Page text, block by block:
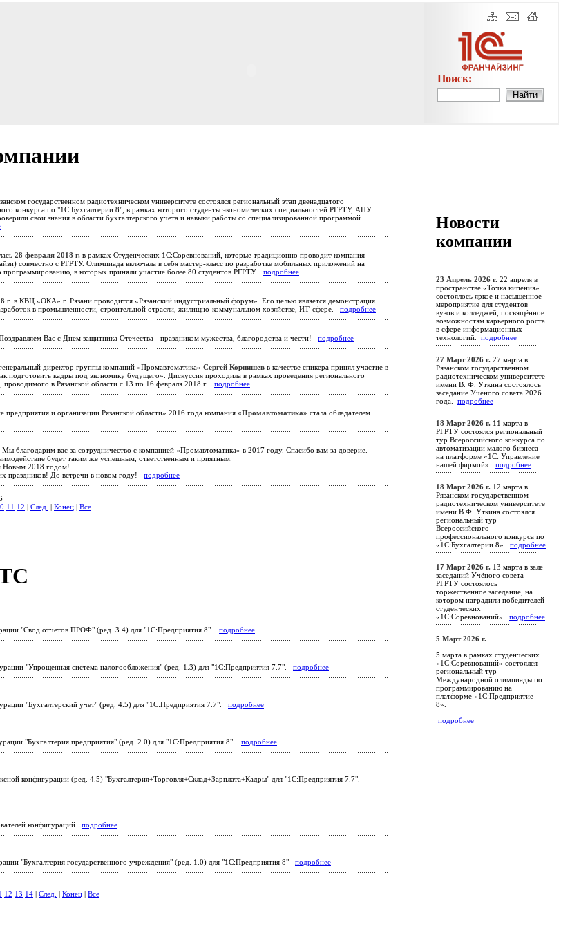
Поиск:
государственном радиотехническом университете состоялся региональный этап двенадцатого
конкурса по "1С:Бухгалтерии 8", в рамках которого студенты экономических специальностей РГРТУ, АПУ
свои знания в области бухгалтерского учета и навыки работы со специализированной программой
28 февраля 2018 г. в рамках Студенческих 1С:Соревнований, которые традиционно проводит компания
совместно с РГРТУ. Олимпиада включала в себя мастер-класс по разработке мобильных приложений на
в которых приняли участие более 80 студентов РГРТУ. подробнее
г. в КВЦ «ОКА» г. Рязани проводится «Рязанский индустриальный форум». Его целью является демонстрация
в промышленности, строительной отрасли, жилищно-коммунальном хозяйстве, ИТ-сфере. подробнее
Вас с Днем защитника Отечества - праздником мужества, благородства и чести! подробнее
директор группы компаний «Промавтоматика» Сергей Корнишев в качестве спикера принял участие в
подготовить кадры под экономику будущего». Дискуссия проходила в рамках проведения регионального
в Рязанской области с 13 по 16 февраля 2018 г. подробнее
предприятия и организации Рязанской области» 2016 года компания «Промавтоматика» стала обладателем
благодарим вас за сотрудничество с компанией «Промавтоматика» в 2017 году. Спасибо вам за доверие.
будет таким же успешным, ответственным и приятным.
Новым 2018 годом!
праздников! До встречи в новом году! подробнее
11 12 След. Конец Все
"Свод отчетов ПРОФ" (ред. 3.4) для "1С:Предприятия 8". подробнее
"Упрощенная система налогообложения" (ред. 1.3) для "1С:Предприятия 7.7". подробнее
"Бухгалтерский учет" (ред. 4.5) для "1С:Предприятия 7.7". подробнее
"Бухгалтерия предприятия" (ред. 2.0) для "1С:Предприятия 8". подробнее
конфигурации (ред. 4.5) "Бухгалтерия+Торговля+Склад+Зарплата+Кадры" для "1С:Предприятия 7.7".
конфигураций подробнее
"Бухгалтерия государственного учреждения" (ред. 1.0) для "1С:Предприятия 8" подробнее
12 13 14 След. Конец Все
Новости
компании
23 Апрель 2026 г. 22 апреля в
пространстве «Точка кипения»
состоялось яркое и насыщенное
мероприятие для студентов
вузов и колледжей, посвящённое
возможностям карьерного роста
в сфере информационных
технологий. подробнее
27 Март 2026 г. 27 марта в
Рязанском государственном
радиотехническом университете
имени В. Ф. Уткина состоялось
заседание Учёного совета 2026
года. подробнее
18 Март 2026 г. 11 марта в
РГРТУ состоялся региональный
тур Всероссийского конкурса по
автоматизации малого бизнеса
на платформе «1С: Управление
нашей фирмой». подробнее
18 Март 2026 г. 12 марта в
Рязанском государственном
радиотехническом университете
имени В.Ф. Уткина состоялся
региональный тур
Всероссийского
профессионального конкурса по
«1С:Бухгалтерии 8». подробнее
17 Март 2026 г. 13 марта в зале
заседаний Учёного совета
РГРТУ состоялось
торжественное заседание, на
котором наградили победителей
студенческих
«1С:Соревнований». подробнее
5 Март 2026 г.
5 марта в рамках студенческих
«1С:Соревнований» состоялся
региональный тур
Международной олимпиады по
программированию на
платформе «1С:Предприятие
8».
подробнее